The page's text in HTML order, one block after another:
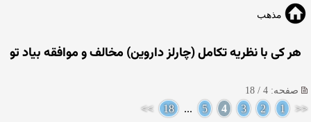
مذهب
هر كی با نظریه تكامل (چارلز داروین) مخالف و موافقه بیاد تو
صفحه: 4 / 18
<<
1
2
3
4
5
...
18
>>